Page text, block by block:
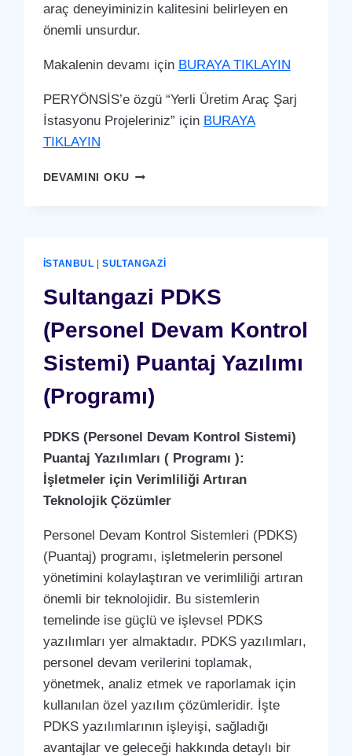
araç deneyiminizin kalitesini belirleyen en
önemli unsurdur.
Makalenin devamı için BURAYA TIKLAYIN
PERYÖNSİS’e özgü “Yerli Üretim Araç Şarj
İstasyonu Projeleriniz” için BURAYA
TIKLAYIN
DEVAMINI OKUSULTANGAZI
ÜRETIM)
İSTANBUL |SULTANGAZI
Sultangazi PDKS
(Personel Devam Kontrol
Sistemi) Puantaj Yazılımı
(Programı)
PDKS (Personel Devam Kontrol Sistemi)
Puantaj Yazılımları ( Programı ):
İşletmeler için Verimliliği Artıran
Teknolojik Çözümler
Personel Devam Kontrol Sistemleri (PDKS)
(Puantaj) programı, işletmelerin personel
yönetimini kolaylaştıran ve verimliliği artıran
önemli bir teknolojidir. Bu sistemlerin
temelinde ise güçlü ve işlevsel PDKS
yazılımları yer almaktadır. PDKS yazılımları,
personel devam verilerini toplamak,
yönetmek, analiz etmek ve raporlamak için
kullanılan özel yazılım çözümleridir. İşte
PDKS yazılımlarının işleyişi, sağladığı
avantajlar ve geleceği hakkında detaylı bir